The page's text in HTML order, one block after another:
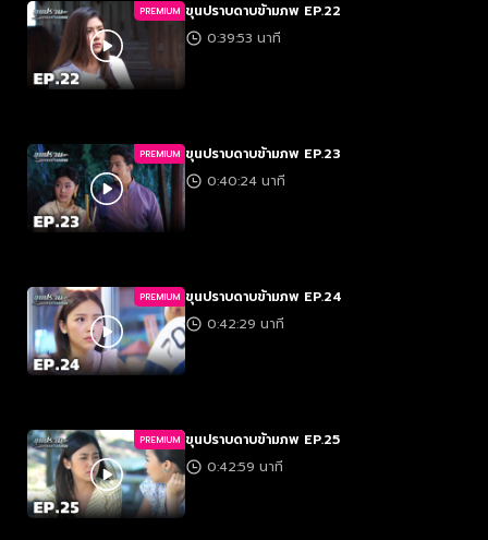
PREMIUM ขุนปราบดาบข้ามภพ EP.22
0:39:53 นาที
PREMIUM ขุนปราบดาบข้ามภพ EP.23
0:40:24 นาที
PREMIUM ขุนปราบดาบข้ามภพ EP.24
0:42:29 นาที
PREMIUM ขุนปราบดาบข้ามภพ EP.25
0:42:59 นาที